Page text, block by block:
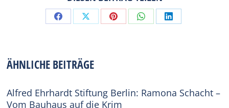
Share Share Share Share Share
ÄHNLICHE BEITRÄGE
Alfred Ehrhardt Stiftung Berlin: Ramona Schacht –
Vom Bauhaus auf die Krim